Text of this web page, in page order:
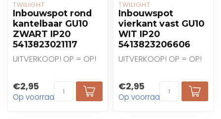
TWILIGHT
Inbouwspot rond
kantelbaar GU10
ZWART IP20
5413823021117
UITVERKOOP! OP = OP!
€2,95
Op voorraad
TWILIGHT
Inbouwspot
vierkant vast GU10
WIT IP20
5413823206606
UITVERKOOP! OP = OP!
€2,95
Op voorraad